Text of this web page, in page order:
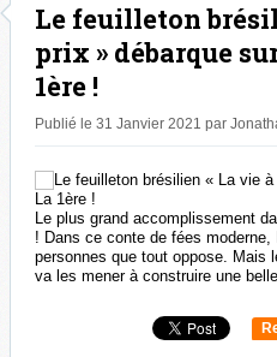
Le feuilleton
prix » débarque
1ère !
Publié le 31 Janvier 2021 par
Le plus grand accomplissement
! Dans ce conte de fées
personnes que tout oppose. Mais
va les mener à construire une